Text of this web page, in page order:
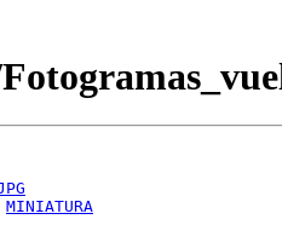
MINIATURA